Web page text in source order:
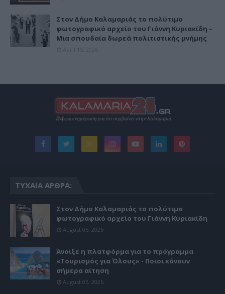
Στον Δήμο Καλαμαριάς το πολύτιμο
φωτογραφικό αρχείο του Γιάννη Κυριακίδη –
Μια σπουδαία δωρεά πολιτιστικής μνήμης
ΤΥΧΑΊΑ ΆΡΘΡΑ:
Στον Δήμο Καλαμαριάς το πολύτιμο
φωτογραφικό αρχείο του Γιάννη Κυριακίδη
August 05, 2026
Άνοιξε η πλατφόρμα για το πρόγραμμα
«Τουρισμός για Όλους» - Ποιοι κάνουν
σήμερα αίτηση
August 05, 2026